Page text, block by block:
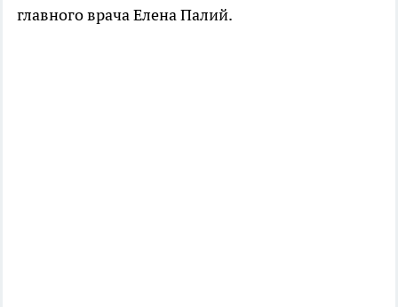
главного врача Елена Палий.